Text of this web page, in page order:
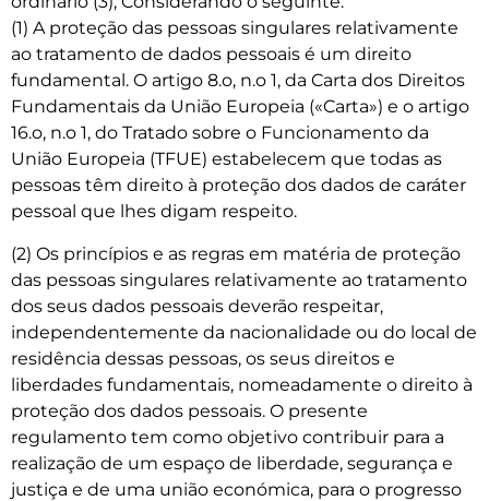
(1) A proteção das pessoas singulares relativamente
ao tratamento de dados pessoais é um direito
fundamental. O artigo 8.o, n.o 1, da Carta dos Direitos
Fundamentais da União Europeia («Carta») e o artigo
16.o, n.o 1, do Tratado sobre o Funcionamento da
União Europeia (TFUE) estabelecem que todas as
pessoas têm direito à proteção dos dados de caráter
pessoal que lhes digam respeito.
(2) Os princípios e as regras em matéria de proteção
das pessoas singulares relativamente ao tratamento
dos seus dados pessoais deverão respeitar,
independentemente da nacionalidade ou do local de
residência dessas pessoas, os seus direitos e
liberdades fundamentais, nomeadamente o direito à
proteção dos dados pessoais. O presente
regulamento tem como objetivo contribuir para a
realização de um espaço de liberdade, segurança e
justiça e de uma união económica, para o progresso